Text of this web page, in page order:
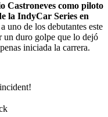
Castroneves como piloto
la IndyCar Series en
uno de los debutantes este
un duro golpe que lo dejó
iniciada la carrera.